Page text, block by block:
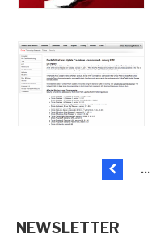
...
NEWSLETTER